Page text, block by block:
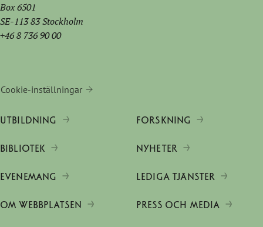
Box 6501
SE-113 83 Stockholm
+46 8 736 90 00
Cookie-inställningar
UTBILDNING FORSKNING
BIBLIOTEK NYHETER
EVENEMANG LEDIGA TJÄNSTER
OM WEBBPLATSEN PRESS OCH MEDIA